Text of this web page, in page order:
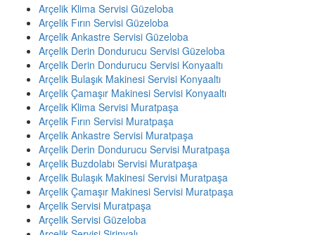
Arçelik Klima Servisi Güzeloba
Arçelik Fırın Servisi Güzeloba
Arçelik Ankastre Servisi Güzeloba
Arçelik Derin Dondurucu Servisi Güzeloba
Arçelik Derin Dondurucu Servisi Konyaaltı
Arçelik Bulaşık Makinesi Servisi Konyaaltı
Arçelik Çamaşır Makinesi Servisi Konyaaltı
Arçelik Klima Servisi Muratpaşa
Arçelik Fırın Servisi Muratpaşa
Arçelik Ankastre Servisi Muratpaşa
Arçelik Derin Dondurucu Servisi Muratpaşa
Arçelik Buzdolabı Servisi Muratpaşa
Arçelik Bulaşık Makinesi Servisi Muratpaşa
Arçelik Çamaşır Makinesi Servisi Muratpaşa
Arçelik Servisi Muratpaşa
Arçelik Servisi Güzeloba